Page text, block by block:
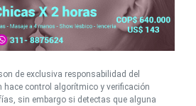
de exclusiva responsabilidad del
control algorítmico y verificación
sin embargo si detectas que alguna